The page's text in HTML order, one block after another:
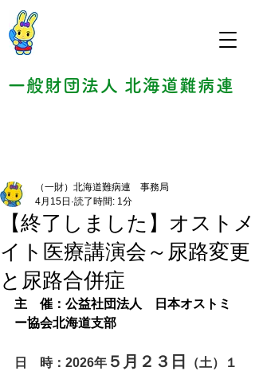
一般財団法人 北海道難病連
【終了しました】オストメ
イト医療講演会～尿路変更
と尿路合併症
（一財）北海道難病連 事務局
4月15日 読了時間: 1分
主　催：公益社団法人　日本オストミ
ー協会北海道支部
日　時：2026年 ５月２３日
（土）１